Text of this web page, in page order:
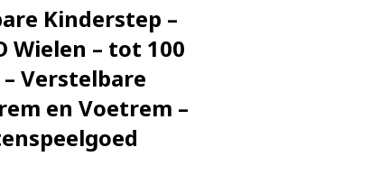
Kinderstep –
Wielen – tot 100
Verstelbare
en Voetrem –